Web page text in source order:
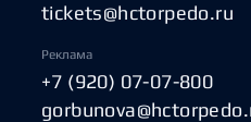
tickets@hctorpedo.ru
Реклама
+7 (920) 07-07-800